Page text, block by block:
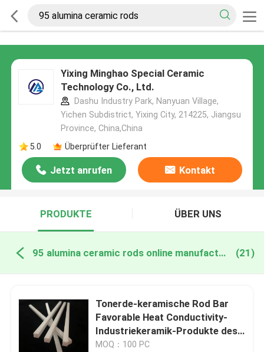
Yixing Minghao Special Ceramic
Technology Co., Ltd.
Dashu Industry Park, Nanyuan Village,
Yichen Subdistrict, Yixing City, 214225, Jiangsu
Province, China,China
5.0
Überprüfter Lieferant
Jetzt anrufen Kontakt
PRODUKTE ÜBER UNS
95 alumina ceramic rods online manufacture (21)
Tonerde-keramische Rod Bar
Favorable Heat Conductivity-
Industriekeramik-Produkte des
Quadrat-95%
MOQ：100 PC